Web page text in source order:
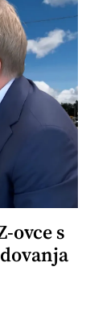
ovce s